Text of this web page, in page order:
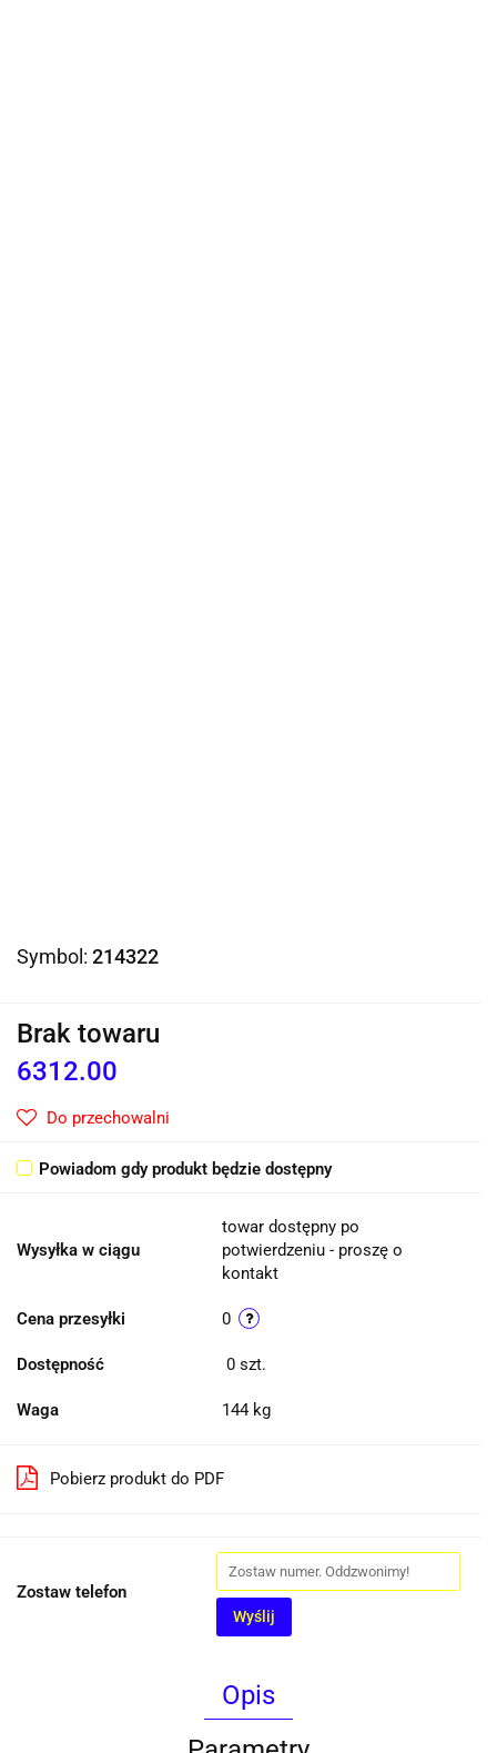
Symbol: 214322
Brak towaru
6312.00
Do przechowalni
Powiadom gdy produkt będzie dostępny
Wysyłka w ciągu
towar dostępny po
potwierdzeniu - proszę o
kontakt
Cena przesyłki 0
Dostępność 0 szt.
Waga 144 kg
Pobierz produkt do PDF
Zostaw telefon
Wyślij
Opis